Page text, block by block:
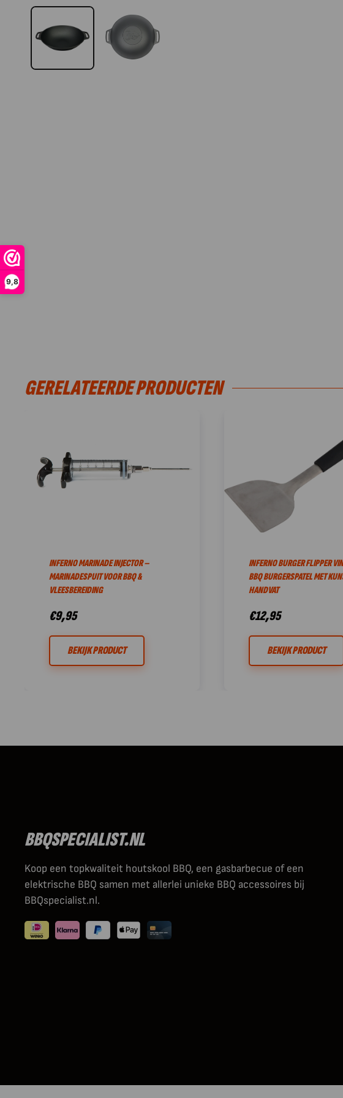
9,8
GERELATEERDE PRODUCTEN
INFERNO MARINADE INJECTOR –
MARINADESPUIT VOOR BBQ &
VLEESBEREIDING
€9,95
BEKIJK PRODUCT
INFERNO BURGER FLIPPER
BBQ BURGERSPATEL MET
HANDVAT
€12,95
BEKIJK PRODUCT
BBQSPECIALIST.NL
Koop een topkwaliteit houtskool BBQ, een gasbarbecue of een
elektrische BBQ samen met allerlei unieke BBQ accessoires bij
BBQspecialist.nl.